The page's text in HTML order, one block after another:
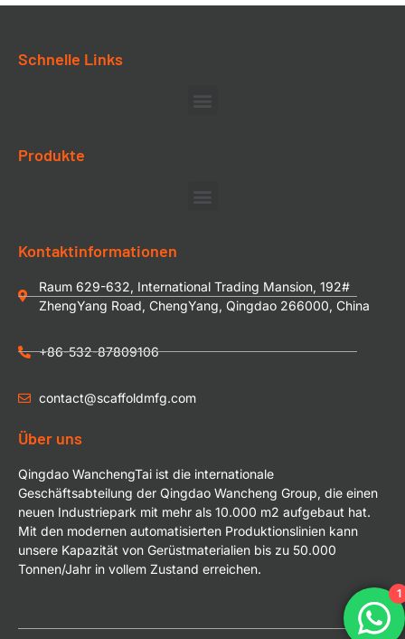
Schnelle Links
Produkte
Kontaktinformationen
Raum 629-632, International Trading Mansion, 192#
ZhengYang Road, ChengYang, Qingdao 266000, China
+86-532-87809106
contact@scaffoldmfg.com
Über uns
Qingdao WanchengTai ist die internationale
Geschäftsabteilung der Qingdao Wancheng Group, die einen
neuen Industriepark mit mehr als 10.000 m2 aufgebaut hat.
Mit den modernen automatisierten Produktionslinien kann
unsere Kapazität von Gerüstmaterialien bis zu 50.000
Tonnen/Jahr in vollem Zustand erreichen.
1